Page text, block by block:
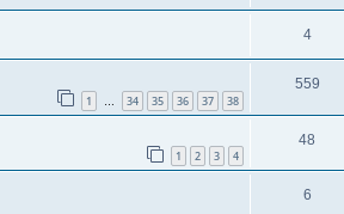
4
1 … 34 35 36 37 38
559
1 2 3 4
48
6